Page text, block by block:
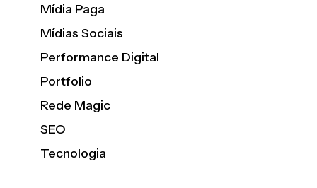
Mídia Paga
Mídias Sociais
Performance Digital
Portfolio
Rede Magic
SEO
Tecnologia